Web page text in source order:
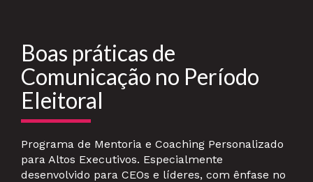
Boas práticas de
Comunicação no Período
Eleitoral
Programa de Mentoria e Coaching Personalizado
para Altos Executivos. Especialmente
desenvolvido para CEOs e líderes, com ênfase no